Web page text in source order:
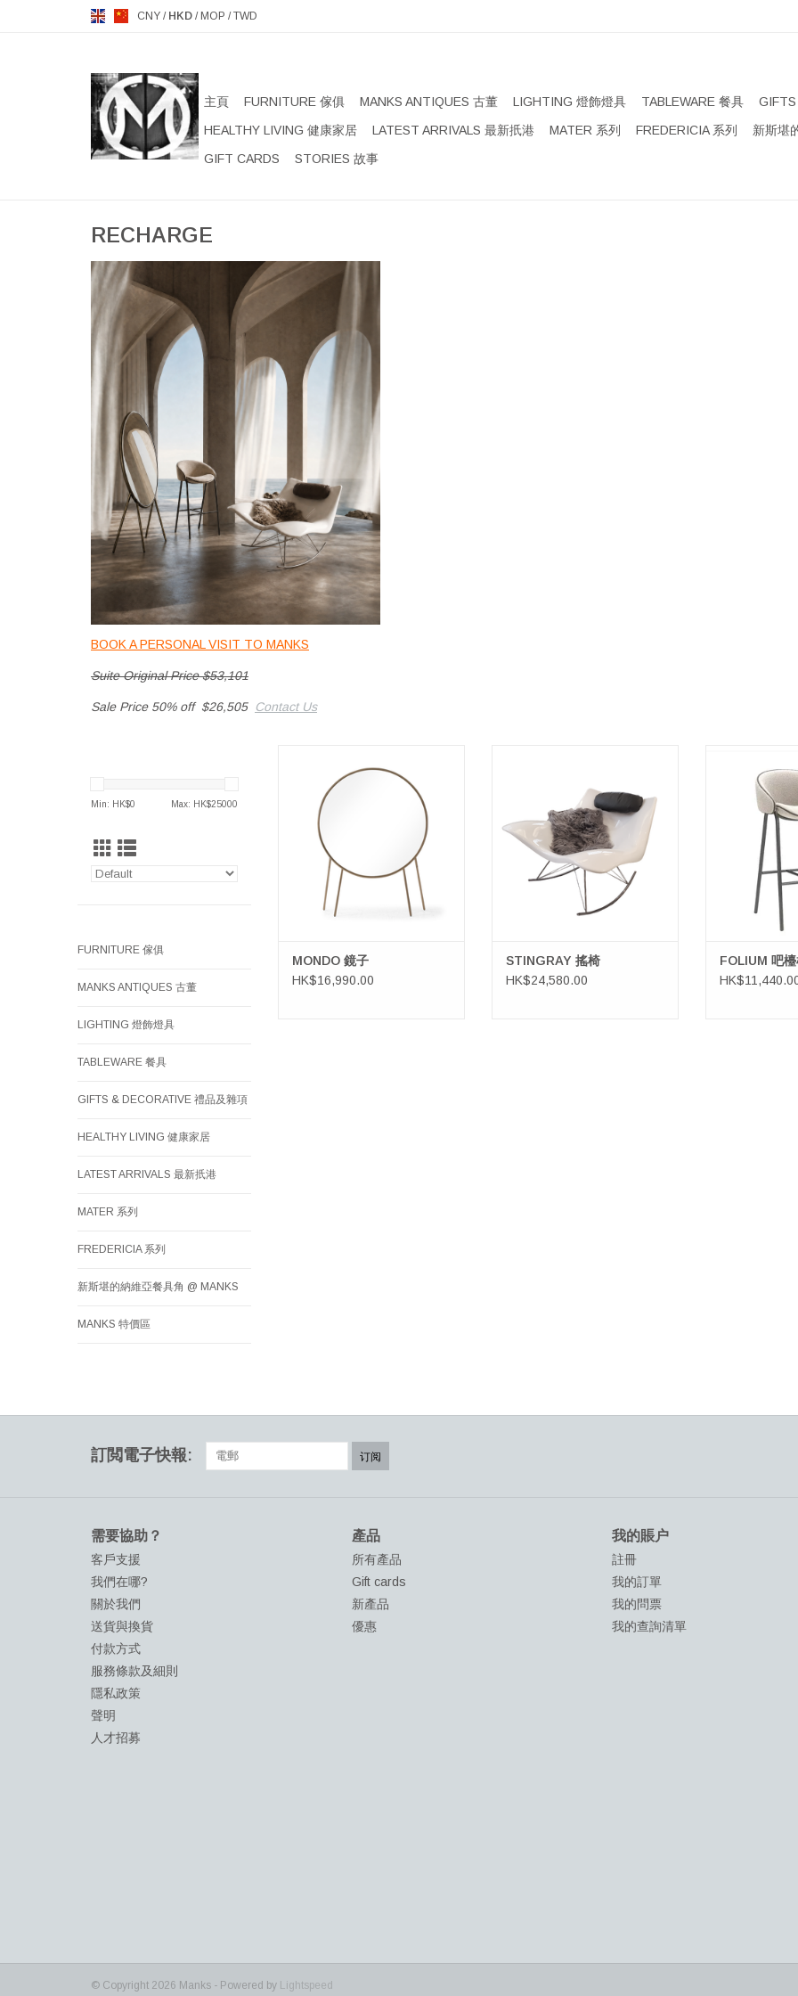
CNY / HKD / MOP /TWD
主頁 FURNITURE 傢俱 MANKS ANTIQUES 古董 LIGHTING 燈飾燈具 TABLEWARE 餐具
HEALTHY LIVING 健康家居
LATEST ARRIVALS 最新扺港 MATER 系列 FREDERICIA 系列
新斯堪
GIFT CARDS
STORIES 故事
RECHARGE
BOOK A PERSONAL VISIT TO MANKS
Suite Original Price $53,101
Sale Price 50% off $26,505 Contact Us
Min: HK$0 Max: HK$25000
FURNITURE 傢俱
MANKS ANTIQUES 古董
LIGHTING 燈飾燈具
TABLEWARE 餐具
GIFTS & DECORATIVE 禮品及雜項
HEALTHY LIVING 健康家居
LATEST ARRIVALS 最新扺港
MATER 系列
FREDERICIA 系列
新斯堪的納維亞餐具角 @ MANKS
MANKS 特價區
加入購物車
MONDO 鏡子
HK$16,990.00
STINGRAY 搖椅
HK$24,580.00
加入
FOLIUM 吧
訂閲電子快報: 订阅
需要協助？
客戶支援
我們在哪?
關於我們
送貨與換貨
付款方式
服務條款及細則
隱私政策
聲明
人才招募
產品
所有產品
Gift cards
新產品
優惠
我的賬户
註冊
我的訂單
我的問票
我的查詢清單
© Copyright 2026 Manks - Powered by Lightspeed